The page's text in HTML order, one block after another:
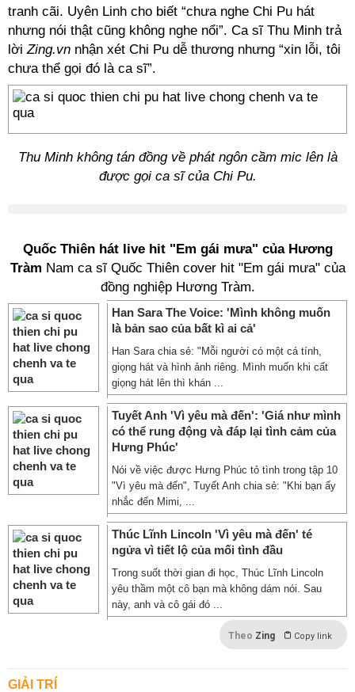
tranh cãi. Uyên Linh cho biết “chưa nghe Chi Pu hát
nhưng nói thật cũng không nghe nổi”. Ca sĩ Thu Minh trả
lờiZing.vn nhận xét Chi Pu dễ thương nhưng “xin lỗi, tôi
chưa thể gọi đó là ca sĩ”.
Thu Minh không tán đồng về phát ngôn cầm mic lên là
được gọi ca sĩ của Chi Pu.
Quốc Thiên hát live hit "Em gái mưa" của Hương
Tràm Nam ca sĩ Quốc Thiên cover hit "Em gái mưa" của
đồng nghiệp Hương Tràm.
Han Sara The Voice: 'Mình không muốn
là bản sao của bất kì ai cả'
Han Sara chia sẻ: "Mỗi người có một cá tính,
giọng hát và hình ảnh riêng. Mình muốn khi cất
giọng hát lên thì khán ...
Tuyết Anh 'Vì yêu mà đến': 'Giá như mình
có thể rung động và đáp lại tình cảm của
Hưng Phúc'
Nói về việc được Hưng Phúc tỏ tình trong tập 10
"Vì yêu mà đến", Tuyết Anh chia sẻ: "Khi bạn ấy
nhắc đến Mimi, ...
Thúc Lĩnh Lincoln 'Vì yêu mà đến' té
ngửa vì tiết lộ của mối tình đầu
Trong suốt thời gian đi học, Thúc Lĩnh Lincoln
yêu thầm một cô bạn mà không dám nói. Sau
này, anh và cô gái đó ...
Theo Zing Copy link
GIẢI TRÍ